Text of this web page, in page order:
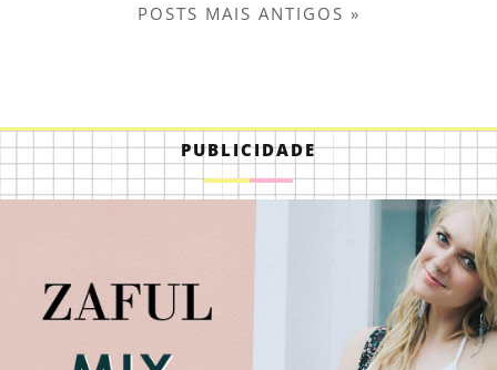
POSTS MAIS ANTIGOS »
PUBLICIDADE